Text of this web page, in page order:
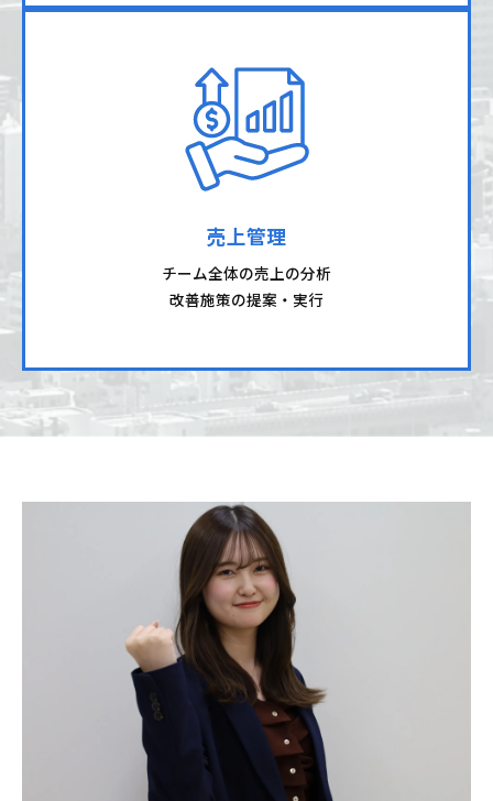
売上管理
チーム全体の売上の分析
改善施策の提案・実行